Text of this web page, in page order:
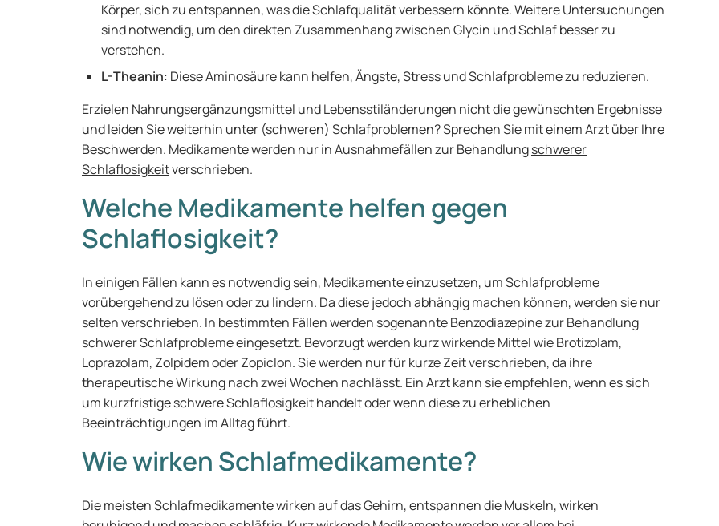
Körper, sich zu entspannen, was die Schlafqualität verbessern könnte. Weitere Untersuchungen
sind notwendig, um den direkten Zusammenhang zwischen Glycin und Schlaf besser zu
verstehen.
L-Theanin: Diese Aminosäure kann helfen, Ängste, Stress und Schlafprobleme zu reduzieren.
Erzielen Nahrungsergänzungsmittel und Lebensstiländerungen nicht die gewünschten Ergebnisse
und leiden Sie weiterhin unter (schweren) Schlafproblemen? Sprechen Sie mit einem Arzt über Ihre
Beschwerden. Medikamente werden nur in Ausnahmefällen zur Behandlungschwerer
Schlaflosigkeitverschrieben.
Welche Medikamente helfen gegen
Schlaflosigkeit?
In einigen Fällen kann es notwendig sein, Medikamente einzusetzen, um Schlafprobleme
vorübergehend zu lösen oder zu lindern. Da diese jedoch abhängig machen können, werden sie nur
selten verschrieben. In bestimmten Fällen werden sogenannte Benzodiazepine zur Behandlung
schwerer Schlafprobleme eingesetzt. Bevorzugt werden kurz wirkende Mittel wie Brotizolam,
Loprazolam, Zolpidem oder Zopiclon. Sie werden nur für kurze Zeit verschrieben, da ihre
therapeutische Wirkung nach zwei Wochen nachlässt. Ein Arzt kann sie empfehlen, wenn es sich
um kurzfristige schwere Schlaflosigkeit handelt oder wenn diese zu erheblichen
Beeinträchtigungen im Alltag führt.
Wie wirken Schlafmedikamente?
Die meisten Schlafmedikamente wirken auf das Gehirn, entspannen die Muskeln, wirken